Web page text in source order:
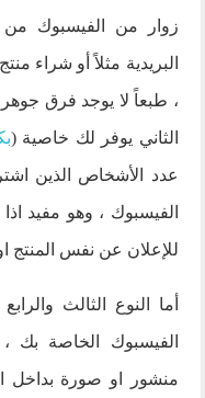
زوار من الفيسبوك من
البريدية مثلاً أو شراء
، طبعاً لا يوجد فرق
الثاني يوفر لك خاصية (
عدد الأشخاص الذين
الفيسبوك ، وهو مفيد
للإعلان عن نفس المنتج
أما النوع الثالث
الفيسبوك الخاصة بك
منشور او صورة بداخل